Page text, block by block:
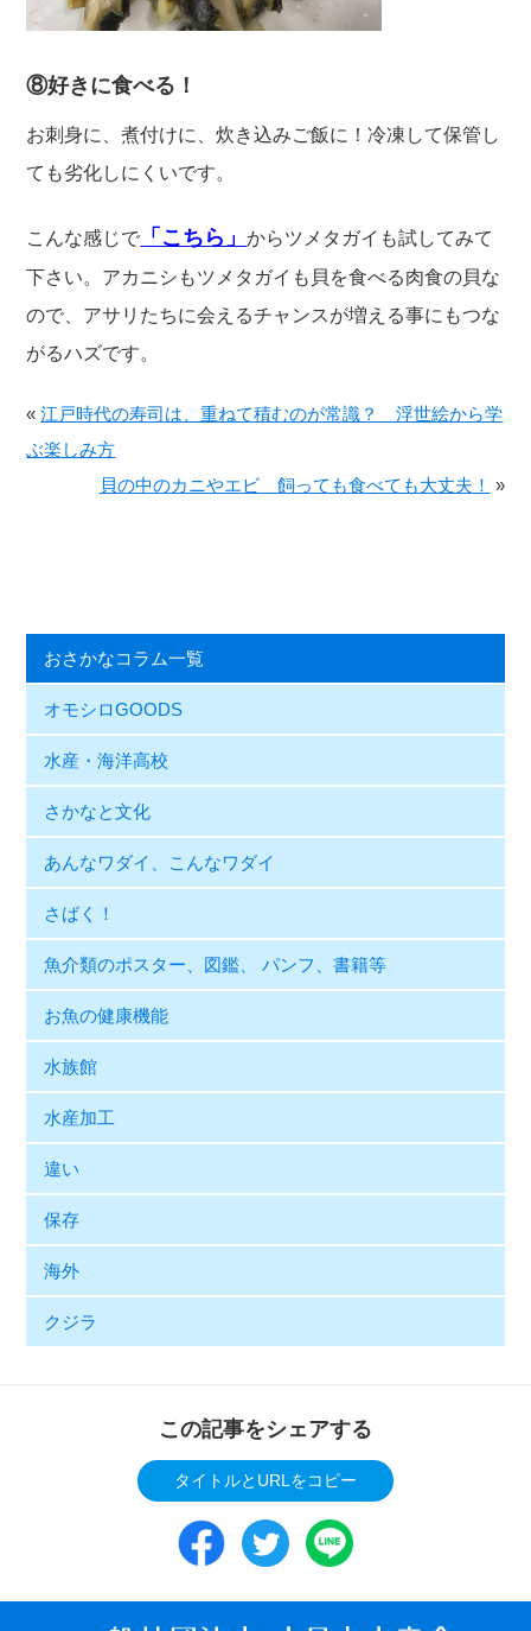
⑧好きに食べる！
お刺身に、煮付けに、炊き込みご飯に！冷凍して保管し
ても劣化しにくいです。
こんな感じで 「こちら」からツメタガイも試してみて
下さい。アカニシもツメタガイも貝を食べる肉食の貝な
ので、アサリたちに会えるチャンスが増える事にもつな
がるハズです。
«江戸時代の寿司は、重ねて積むのが常識？ 浮世絵から学
ぶ楽しみ方
貝の中のカニやエビ 飼っても食べても大丈夫！ »
おさかなコラム一覧
オモシロGOODS
水産・海洋高校
さかなと文化
あんなワダイ、こんなワダイ
さばく！
魚介類のポスター、図鑑、 パンフ、書籍等
お魚の健康機能
水族館
水産加工
違い
保存
海外
クジラ
この記事をシェアする
タイトルとURLをコピー